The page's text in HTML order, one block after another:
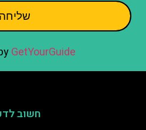
שליחה
GetYourGuide
חשוב